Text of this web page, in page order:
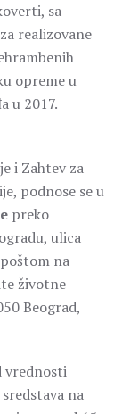
sa
realizovane
opreme u
u 2017.
i Zahtev za
podnose se u
preko
ulica
na
životne
Beograd,
vrednosti
na